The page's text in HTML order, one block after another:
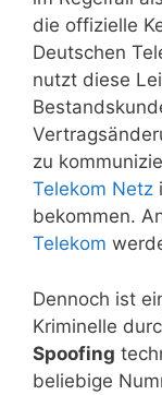
die offizielle
Deutschen
nutzt diese
zu
Telekom Netz
bekommen.
Telekom
Dennoch ist
Kriminelle
Spoofing
beliebige